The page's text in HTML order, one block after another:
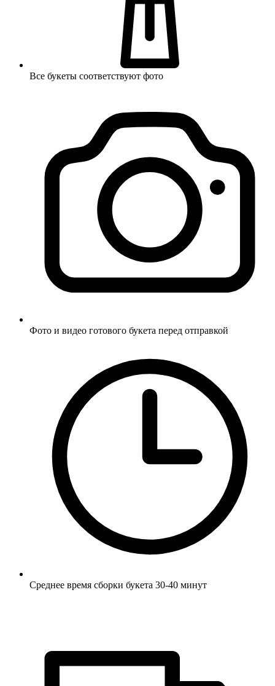
Все букеты соответствуют фото
Фото и видео готового букета перед отправкой
Среднее время сборки букета 30-40 минут